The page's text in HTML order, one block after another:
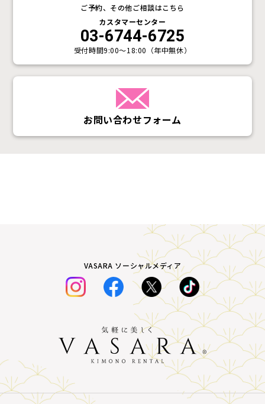
お問い合わせフォーム
ご予約、その他ご相談はこちら
カスタマーセンター
03-6744-6725
受付時間9:00〜18:00（年中無休）
VASARA ソーシャルメディア